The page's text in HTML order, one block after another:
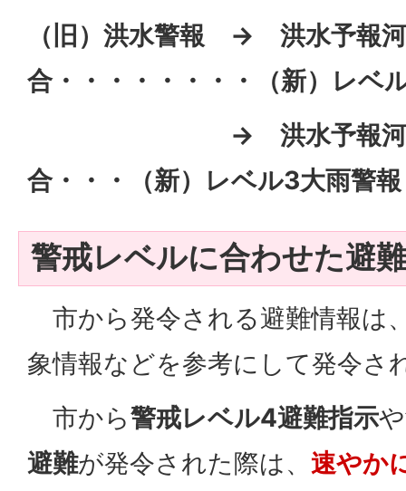
（旧）洪水警報 → 洪水予報
合・・・・・・・・（新）レベ
→ 洪水予報河川以
合・・・（新）レベル3大雨警報
警戒レベルに合わせた避
市から発令される避難情報は
象情報などを参考にして発令さ
市から警戒レベル4避難指示や
避難が発令された際は、 速やか